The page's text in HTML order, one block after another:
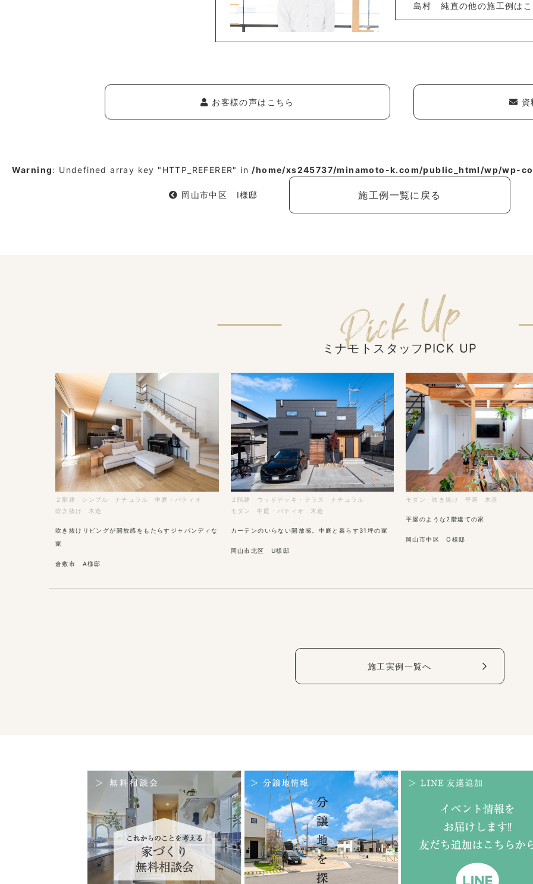
島村 純直の他の施工例は
お客様の声はこちら
Warning: Undefined array key "HTTP_REFERER" in /home/xs245737/minamoto-k.com/public_html/wp/wp-
岡山市中区 I様邸 施工例一覧に戻る
ミナモトスタッフPICK UP
２階建 シンプル ナチュラル
中庭・パティオ
吹き抜け
木造
吹き抜けリビングが開放感をもたらすジャパンディな
家
倉敷市 A様邸
２階建 ウッドデッキ・テラス
ナチュラル
モダン
中庭・パティオ 木造
カーテンのいらない開放感。中庭と暮らす31坪の家
岡山市北区 U様邸
モダン 吹き抜け 平屋 木造
平屋のような2階建ての家
岡山市中区 O様邸
施工実例一覧へ